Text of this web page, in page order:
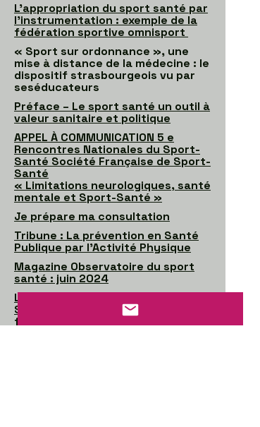
L'appropriation du sport santé par
l'instrumentation : exemple de la
fédération sportive omnisport
« Sport sur ordonnance », une
mise à distance de la médecine : le
dispositif strasbourgeois vu par
seséducateurs
Préface – Le sport santé un outil à
valeur sanitaire et politique
APPEL À COMMUNICATION 5 e
Rencontres Nationales du Sport-
Santé Société Française de Sport-
Santé
« Limitations neurologiques, santé
mentale et Sport-Santé »
Je prépare ma consultation
Tribune : La prévention en Santé
Publique par l’Activité Physique
Magazine Observatoire du sport
santé : juin 2024
Les propositions en faveur du
Sport santé juin 2024 Mutualité
française